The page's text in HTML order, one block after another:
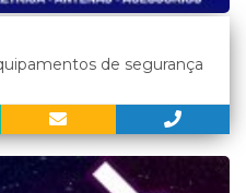
de segurança